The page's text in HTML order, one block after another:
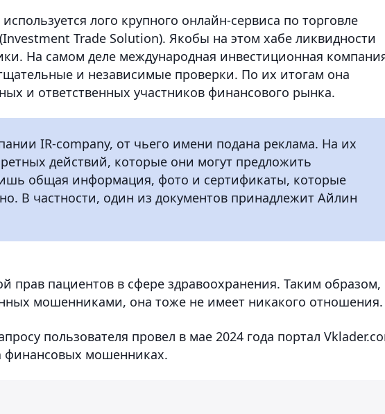
лого крупного онлайн-сервиса по торговле
Trade Solution). Якобы на этом хабе ликвидности
На самом деле международная инвестиционная
и независимые проверки. По их итогам она
и ответственных участников финансового рынка.
IR-company, от чьего имени подана реклама. На их
действий, которые они могут предложить
общая информация, фото и сертификаты, которые
В частности, один из документов принадлежит Айлин
прав пациентов в сфере здравоохранения. Таким образом,
мошенниками, она тоже не имеет никакого отношения.
пользователя провел в мае 2024 года портал
финансовых мошенниках.